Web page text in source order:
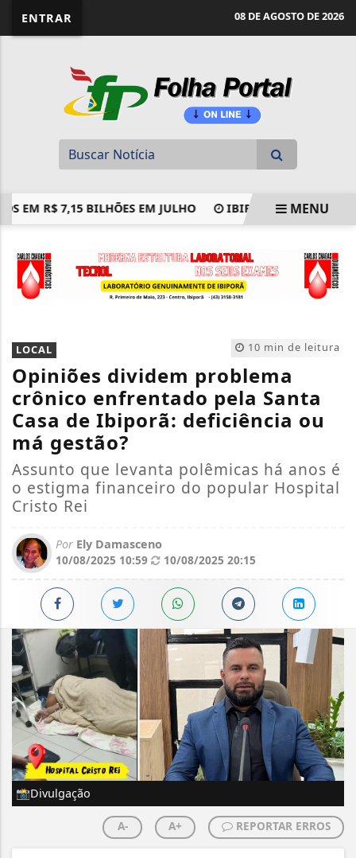
ENTRAR 08 DE AGOSTO DE 2026
R$ 7,15 BILHÕES EM JULHO IBIPORÃ CONQUISTA
MENU
10 min de leitura
LOCAL
Opiniões dividem problema
crônico enfrentado pela Santa
Casa de Ibiporã: deficiência ou
má gestão?
Assunto que levanta polêmicas há anos é
o estigma financeiro do popular Hospital
Cristo Rei
Por Ely Damasceno
10/08/2025 10:59
10/08/2025 20:15
📸Divulgação
A- A+ REPORTAR ERROS